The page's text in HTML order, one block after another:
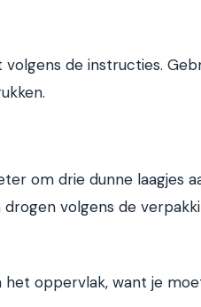
de instructies.
om drie dunne laagjes
drogen volgens de
oppervlak, want je